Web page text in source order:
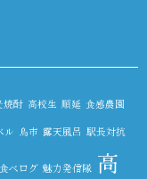
焼酎 高校生 順延 食感農園
ル 鳥市 露天風呂 駅長対抗
食べログ 魅力発信隊 高